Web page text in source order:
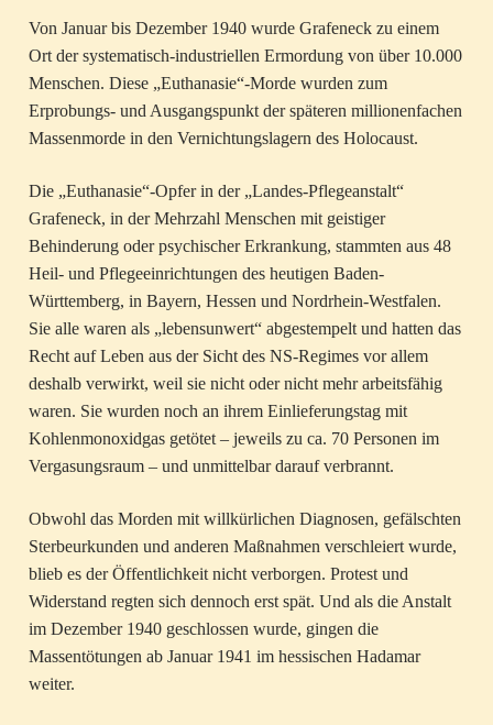
Von Januar bis Dezember 1940 wurde Grafeneck zu einem
Ort der systematisch-industriellen Ermordung von über 10.000
Menschen. Diese „Euthanasie“-Morde wurden zum
Erprobungs- und Ausgangspunkt der späteren millionenfachen
Massenmorde in den Vernichtungslagern des Holocaust.
Die „Euthanasie“-Opfer in der „Landes-Pflegeanstalt“
Grafeneck, in der Mehrzahl Menschen mit geistiger
Behinderung oder psychischer Erkrankung, stammten aus 48
Heil- und Pflegeeinrichtungen des heutigen Baden-
Württemberg, in Bayern, Hessen und Nordrhein-Westfalen.
Sie alle waren als „lebensunwert“ abgestempelt und hatten das
Recht auf Leben aus der Sicht des NS-Regimes vor allem
deshalb verwirkt, weil sie nicht oder nicht mehr arbeitsfähig
waren. Sie wurden noch an ihrem Einlieferungstag mit
Kohlenmonoxidgas getötet – jeweils zu ca. 70 Personen im
Vergasungsraum – und unmittelbar darauf verbrannt.
Obwohl das Morden mit willkürlichen Diagnosen, gefälschten
Sterbeurkunden und anderen Maßnahmen verschleiert wurde,
blieb es der Öffentlichkeit nicht verborgen. Protest und
Widerstand regten sich dennoch erst spät. Und als die Anstalt
im Dezember 1940 geschlossen wurde, gingen die
Massentötungen ab Januar 1941 im hessischen Hadamar
weiter.